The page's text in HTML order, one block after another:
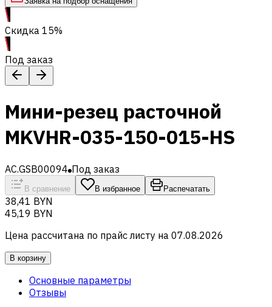
Скидка 15%
Под заказ
Мини-резец расточной
MKVHR-035-150-015-HS
AC.GSB00094 Под заказ
В сравнение В избранное Распечатать
38,41 BYN
45,19 BYN
Цена рассчитана по прайс листу на 07.08.2026
В корзину
Основные параметры
Отзывы